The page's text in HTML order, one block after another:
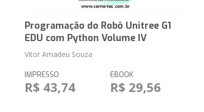
Programação do Robô Unitree G1
EDU com Python Volume IV
Vitor Amadeu Souza
IMPRESSO
R$ 43,74
EBOOK
R$ 29,56